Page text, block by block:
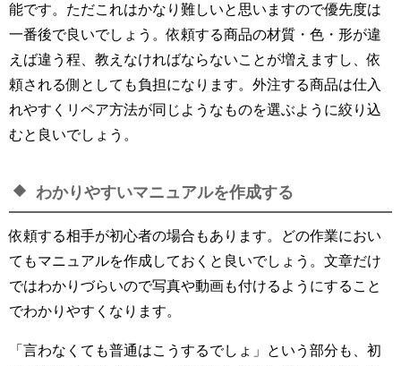
能です。ただこれはかなり難しいと思いますので優先度は
一番後で良いでしょう。依頼する商品の材質・色・形が違
えば違う程、教えなければならないことが増えますし、依
頼される側としても負担になります。外注する商品は仕入
れやすくリペア方法が同じようなものを選ぶように絞り込
むと良いでしょう。
わかりやすいマニュアルを作成する
依頼する相手が初心者の場合もあります。どの作業におい
てもマニュアルを作成しておくと良いでしょう。文章だけ
ではわかりづらいので写真や動画も付けるようにすること
でわかりやすくなります。
「言わなくても普通はこうするでしょ」という部分も、初